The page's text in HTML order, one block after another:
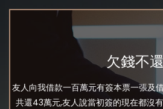
欠錢不還
友人向我借款一百萬元有簽本票一張及
共還43萬元,友人說當初簽的現在都沒